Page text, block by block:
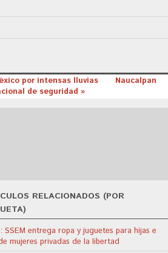
por intensas lluvias
Naucalpan
de seguridad »
RELACIONADOS (POR
SSEM entrega ropa y juguetes para hijas e
mujeres privadas de la libertad